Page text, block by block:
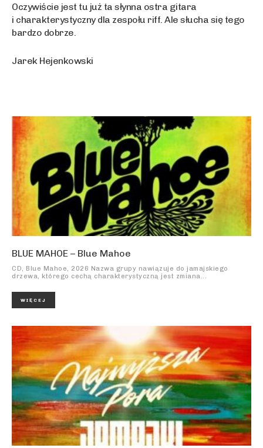
Oczywiście jest tu już ta słynna ostra gitara
i charakterystyczny dla zespołu riff. Ale słucha się tego
bardzo dobrze.
Jarek Hejenkowski
BLUE MAHOE – Blue Mahoe
CD, Blue Mahoe, 2026 Nazwa grupy nawiązuje do jamajskiego
drzewa, którego cechą charakterystyczną jest zmiana...
WIĘCEJ